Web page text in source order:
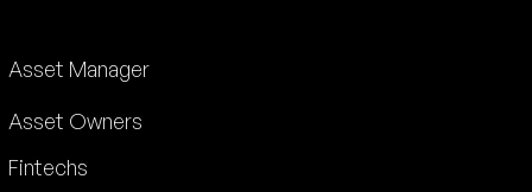
Asset Manager
Asset Owners
Fintechs